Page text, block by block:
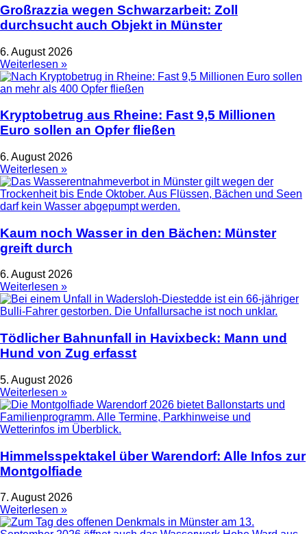
Großrazzia wegen Schwarzarbeit: Zoll
durchsucht auch Objekt in Münster
6. August 2026
Weiterlesen »
Kryptobetrug aus Rheine: Fast 9,5 Millionen
Euro sollen an Opfer fließen
6. August 2026
Weiterlesen »
Kaum noch Wasser in den Bächen: Münster
greift durch
6. August 2026
Weiterlesen »
Tödlicher Bahnunfall in Havixbeck: Mann und
Hund von Zug erfasst
5. August 2026
Weiterlesen »
Himmelsspektakel über Warendorf: Alle Infos zur
Montgolfiade
7. August 2026
Weiterlesen »